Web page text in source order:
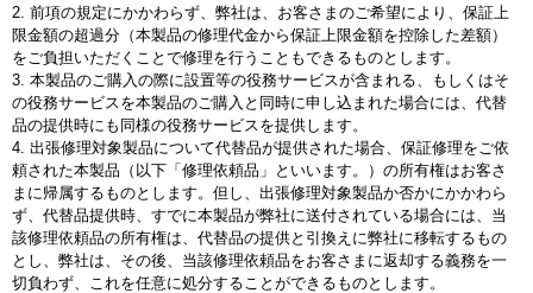
2. 前項の規定にかかわらず、弊社は、お客さまのご希望により、保証上
限金額の超過分（本製品の修理代金から保証上限金額を控除した差額）
をご負担いただくことで修理を行うこともできるものとします。
3. 本製品のご購入の際に設置等の役務サービスが含まれる、もしくはそ
の役務サービスを本製品のご購入と同時に申し込まれた場合には、代替
品の提供時にも同様の役務サービスを提供します。
4. 出張修理対象製品について代替品が提供された場合、保証修理をご依
頼された本製品（以下「修理依頼品」といいます。）の所有権はお客さ
まに帰属するものとします。但し、出張修理対象製品か否かにかかわら
ず、代替品提供時、すでに本製品が弊社に送付されている場合には、当
該修理依頼品の所有権は、代替品の提供と引換えに弊社に移転するもの
とし、弊社は、その後、当該修理依頼品をお客さまに返却する義務を一
切負わず、これを任意に処分することができるものとします。